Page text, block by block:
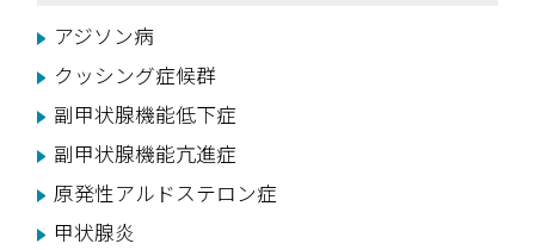
アジソン病
クッシング症候群
副甲状腺機能低下症
副甲状腺機能亢進症
原発性アルドステロン症
甲状腺炎